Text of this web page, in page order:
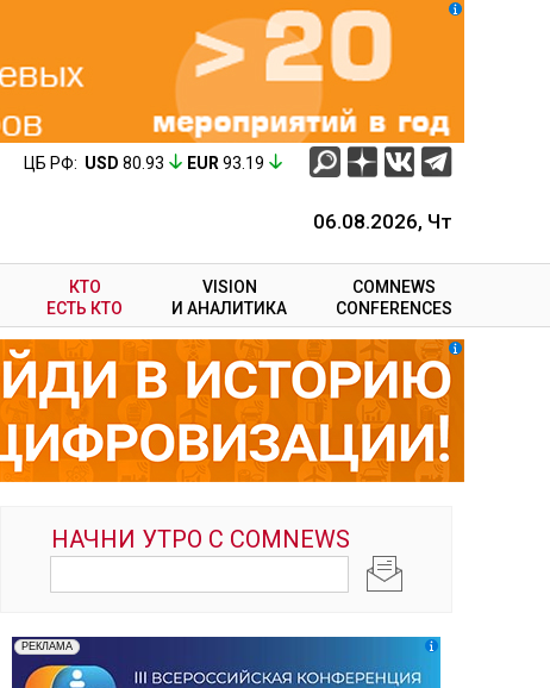
ЦБ РФ: USD 80.93 EUR 93.19
06.08.2026, Чт
КТО
ЕСТЬ КТО
VISION
И АНАЛИТИКА
COMNEWS
CONFERENCES